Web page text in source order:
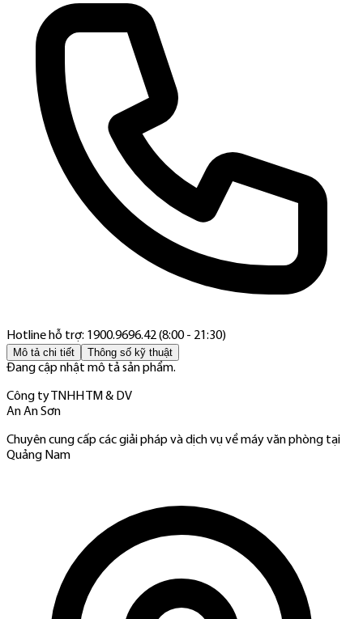
Hotline hỗ trợ: 1900.9696.42 (8:00 - 21:30)
Mô tả chi tiết Thông số kỹ thuật
Đang cập nhật mô tả sản phẩm.
Công ty TNHH TM & DV
An An Sơn
Chuyên cung cấp các giải pháp và dịch vụ về máy văn phòng tại
Quảng Nam